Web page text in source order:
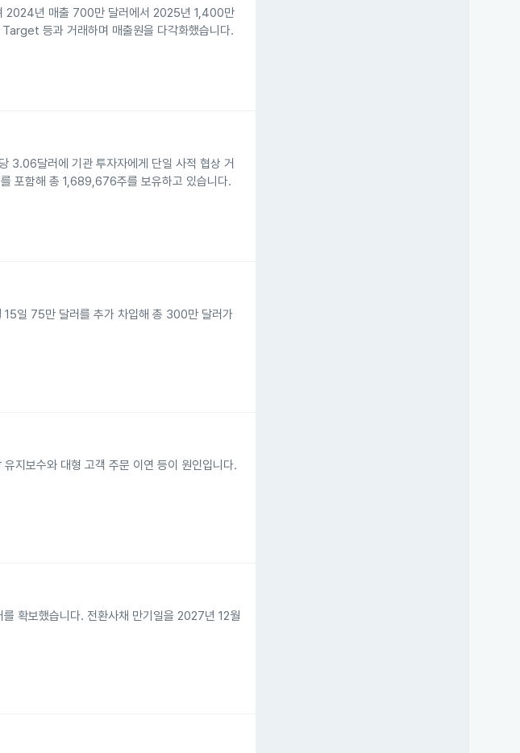
2024년 매출 700만 달러에서 2025년 1,400만
등과 거래하며 매출원을 다각화했습니다.
달러에 기관 투자자에게 단일 사적 협상 거
포함해 총 1,689,676주를 보유하고 있습니다.
일 75만 달러를 추가 차입해 총 300만 달러가
지보수와 대형 고객 주문 이연 등이 원인입니다.
확보했습니다. 전환사채 만기일을 2027년 12월